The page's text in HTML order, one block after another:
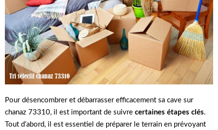
Pour désencombrer et débarrasser efficacement sa cave sur
chanaz 73310, il est important de suivre certaines étapes clés.
Tout d’abord, il est essentiel de préparer le terrain en prévoyant